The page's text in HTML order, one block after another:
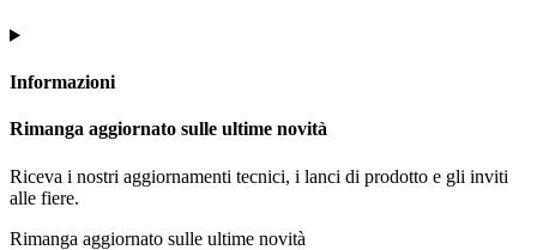
Informazioni
Rimanga aggiornato sulle ultime novità
Riceva i nostri aggiornamenti tecnici, i lanci di prodotto e gli inviti
alle fiere.
Rimanga aggiornato sulle ultime novità